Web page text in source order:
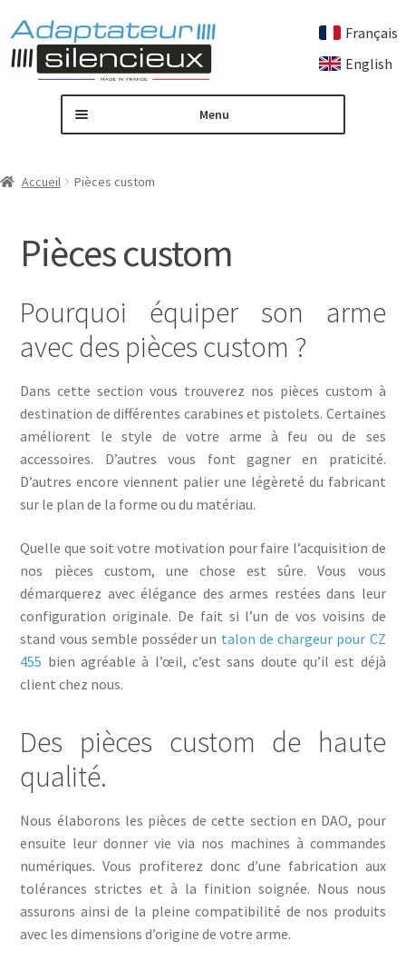
Aller
Aller
Français
English
Menu
Nos produits
enfant
Adaptateurs silencieux
Bagues protège filetage
Freins de bouche et caches flammes
Pièces custom
Contactez nous
Mon compte
Accueil Pièces custom
Pièces custom
Pourquoi équiper son arme
avec des pièces custom ?
Dans cette section vous trouverez nos pièces custom à
destination de différentes carabines et pistolets. Certaines
améliorent le style de votre arme à feu ou de ses
accessoires. D’autres vous font gagner en praticité.
D’autres encore viennent palier une légèreté du fabricant
sur le plan de la forme ou du matériau.
Quelle que soit votre motivation pour faire l’acquisition de
nos pièces custom, une chose est sûre. Vous vous
démarquerez avec élégance des armes restées dans leur
configuration originale. De fait si l’un de vos voisins de
stand vous semble posséder un talon de chargeur pour CZ
455 bien agréable à l’œil, c’est sans doute qu’il est déjà
client chez nous.
Des pièces custom de haute
qualité.
Nous élaborons les pièces de cette section en DAO, pour
ensuite leur donner vie via nos machines à commandes
numériques. Vous profiterez donc d’une fabrication aux
tolérances strictes et à la finition soignée. Nous nous
assurons ainsi de la pleine compatibilité de nos produits
avec les dimensions d’origine de votre arme.